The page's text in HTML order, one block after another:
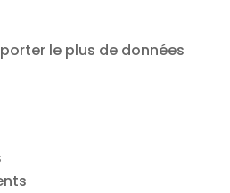
le plus de données